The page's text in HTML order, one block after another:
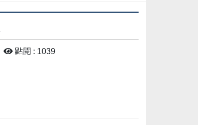
點閱 : 1039